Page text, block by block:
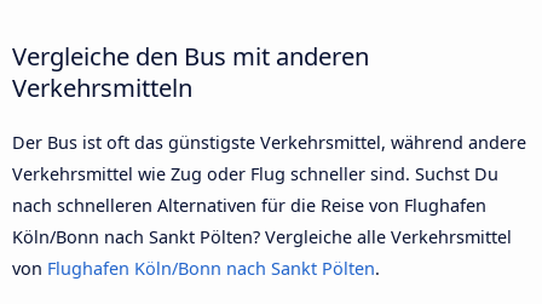
Vergleiche den Bus mit anderen
Verkehrsmitteln
Der Bus ist oft das günstigste Verkehrsmittel, während andere
Verkehrsmittel wie Zug oder Flug schneller sind. Suchst Du
nach schnelleren Alternativen für die Reise von Flughafen
Köln/Bonn nach Sankt Pölten? Vergleiche alle Verkehrsmittel
von Flughafen Köln/Bonn nach Sankt Pölten.